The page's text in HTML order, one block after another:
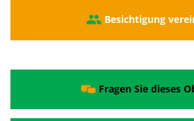
Besichtigung
Fragen Sie dieses